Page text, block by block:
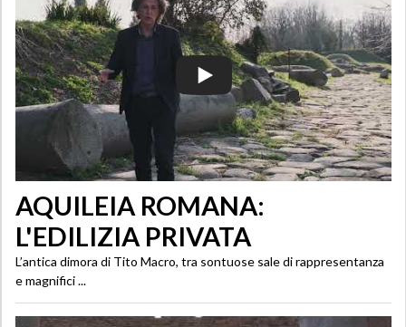
AQUILEIA ROMANA:
L'EDILIZIA PRIVATA
L’antica dimora di Tito Macro, tra sontuose sale di rappresentanza
e magnifici ...